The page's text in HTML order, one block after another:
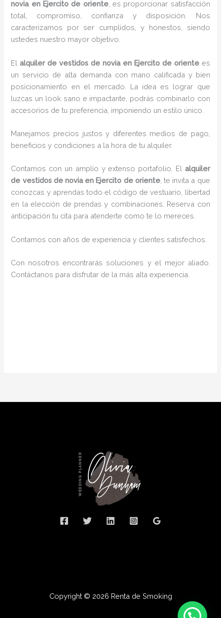
novia en Ejercito de oriente, es proporcionar satisfacción
total, compromiso, confianza y disposición. Nos
caracterizamos por ser cumplidos, y honestos, siendo
ustedes nuestro mayor objetivo.
Elalquiler de vestidos de novia en Ejercito de oriente es
un servicio de alta demanda con mano calificada y bien
posicionamiento en el mercado. La idea es lograr que
luzcas un look sano e impactante, podrás combinarlo con
accesorios de tu preferencia, imponiendo un estilo único.
Manejamos precios justos y diferentes medios de pago,
beneficios y condiciones a la hora de tu alquiler.
Contamos con un amplio y extenso portafolio. El alquiler
de vestidos de novia en Ejercito de oriente, te invita a que
conozcas y aprendas todo el código de vestuario, libertad
en la elección de prendas y combinaciones. Reserva con
anticipación tu cita para atenderte como te lo mereces.
Contamos con años de experiencia y clientes satisfechos.
Con nosotros encontrarás soluciones y el mejor aliado.
Contáctanos para disfrutar de la más alta experiencia.
Copyright © 2026 Renta de Smoking